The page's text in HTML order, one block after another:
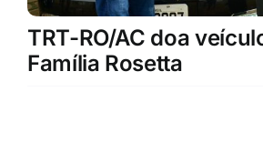
TRT-RO/AC doa
Família Rosetta